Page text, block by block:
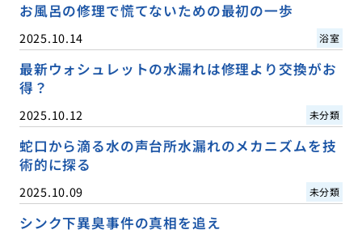
お風呂の修理で慌てないための最初の一歩
2025.10.14 浴室
最新ウォシュレットの水漏れは修理より交換がお
得？
2025.10.12 未分類
蛇口から滴る水の声台所水漏れのメカニズムを技
術的に探る
2025.10.09 未分類
シンク下異臭事件の真相を追え